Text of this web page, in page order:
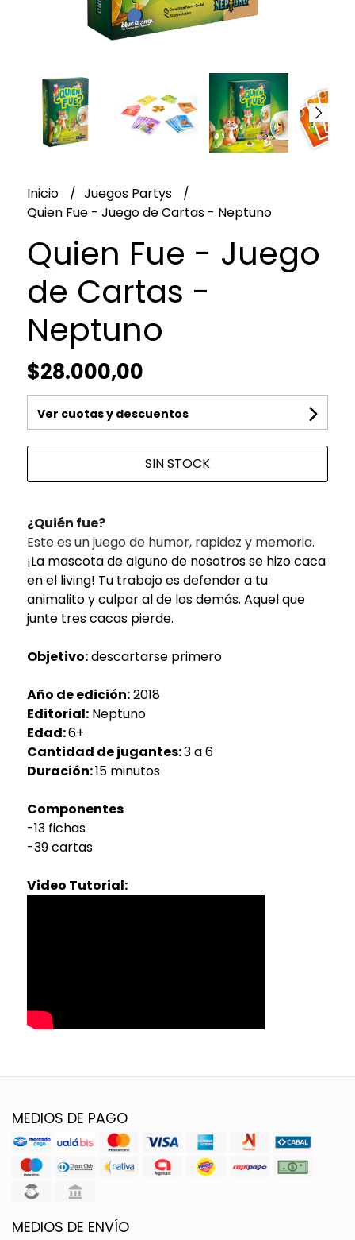
Inicio
Juegos Partys
Quien Fue - Juego de Cartas - Neptuno
Quien Fue - Juego
de Cartas -
Neptuno
$28.000,00
Ver cuotas y descuentos
SIN STOCK
¿Quién fue?
Este es un juego de humor, rapidez y memoria.
¡La mascota de alguno de nosotros se hizo caca
en el living! Tu trabajo es defender a tu
animalito y culpar al de los demás. Aquel que
junte tres cacas pierde.
Objetivo:descartarse primero
Año de edición:2018
Editorial:Neptuno
Edad:6+
Cantidad de jugantes:3 a 6
Duración:15 minutos
Componentes
-13 fichas
-39 cartas
Video Tutorial:
MEDIOS DE PAGO
MEDIOS DE ENVÍO